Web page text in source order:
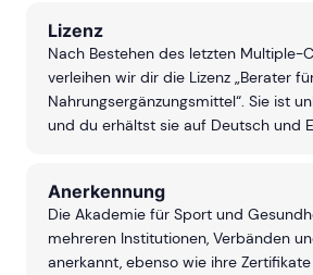
Lizenz
Nach Bestehen des letzten Multiple-
verleihen wir dir die Lizenz „Berater
Nahrungsergänzungsmittel“. Sie ist
und du erhältst sie auf Deutsch und
Anerkennung
Die Akademie für Sport und
mehreren Institutionen, Verbänden
anerkannt, ebenso wie ihre Zertifikate